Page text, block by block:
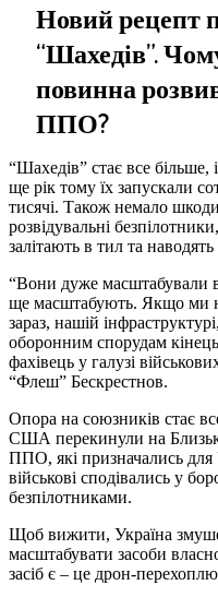
Новий рецепт
“Шахедів”.
повинна
ППО?
“Шахедів” стає все
ще рік тому їх запускали
тисячі. Також немало шкоди
розвідувальні
залітають в тил та наводять
“Вони дуже масштабували
ще масштабують. Якщо ми
зараз, нашій
оборонним спорудам
фахівець у галузі
“Флеш” Бескрестнов.
Опора на союзників стає
США перекинули на
ППО, які призначались для
військові сподівались у
безпілотниками.
Щоб вижити, Україна
масштабувати засоби
засіб є – це дрон-